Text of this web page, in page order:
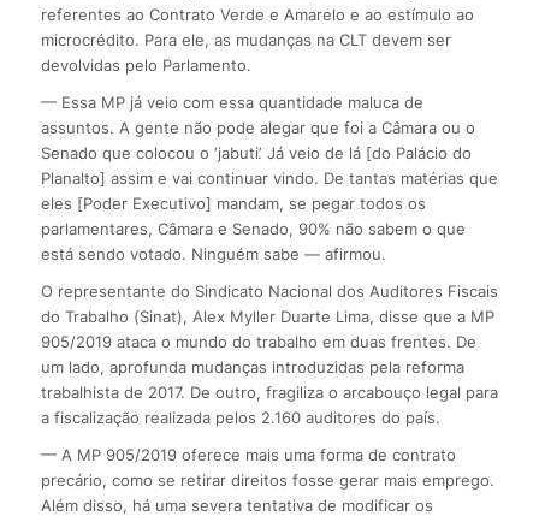
referentes ao Contrato Verde e Amarelo e ao estímulo ao
microcrédito. Para ele, as mudanças na CLT devem ser
devolvidas pelo Parlamento.
— Essa MP já veio com essa quantidade maluca de
assuntos. A gente não pode alegar que foi a Câmara ou o
Senado que colocou o ‘jabuti’. Já veio de lá [do Palácio do
Planalto] assim e vai continuar vindo. De tantas matérias que
eles [Poder Executivo] mandam, se pegar todos os
parlamentares, Câmara e Senado, 90% não sabem o que
está sendo votado. Ninguém sabe — afirmou.
O representante do Sindicato Nacional dos Auditores Fiscais
do Trabalho (Sinat), Alex Myller Duarte Lima, disse que a MP
905/2019 ataca o mundo do trabalho em duas frentes. De
um lado, aprofunda mudanças introduzidas pela reforma
trabalhista de 2017. De outro, fragiliza o arcabouço legal para
a fiscalização realizada pelos 2.160 auditores do país.
— A MP 905/2019 oferece mais uma forma de contrato
precário, como se retirar direitos fosse gerar mais emprego.
Além disso, há uma severa tentativa de modificar os